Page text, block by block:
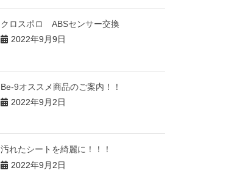
クロスポロ ABSセンサー交換
2022年9月9日
Be-9オススメ商品のご案内！！
2022年9月2日
汚れたシートを綺麗に！！！
2022年9月2日